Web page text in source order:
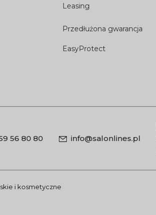
Leasing
Przedłużona gwarancja
EasyProtect
56 80 80 info@salonlines.pl
i kosmetyczne